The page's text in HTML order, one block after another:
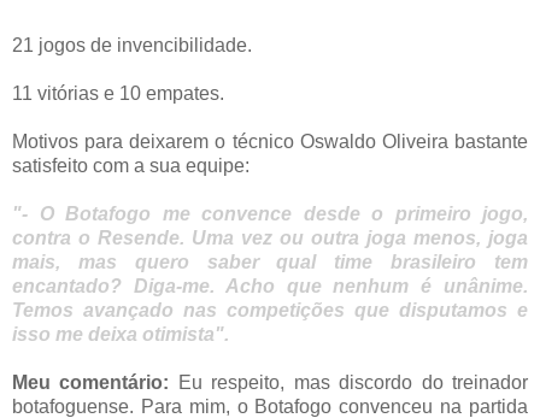
21 jogos de invencibilidade.
11 vitórias e 10 empates.
Motivos para deixarem o técnico Oswaldo Oliveira bastante
satisfeito com a sua equipe:
"- O Botafogo me convence desde o primeiro jogo,
contra o Resende. Uma vez ou outra joga menos, joga
mais, mas quero saber qual time brasileiro tem
encantado? Diga-me. Acho que nenhum é unânime.
Temos avançado nas competições que disputamos e
isso me deixa otimista".
Meu comentário:
Eu respeito, mas discordo do treinador
botafoguense. Para mim, o Botafogo convenceu na partida